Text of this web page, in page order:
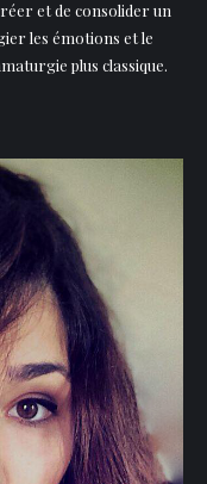
et de consolider un
les émotions et le
plus classique.